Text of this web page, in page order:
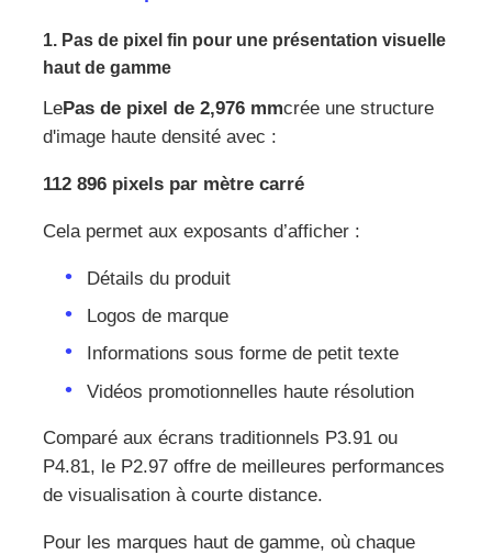
1. Pas de pixel fin pour une présentation visuelle
haut de gamme
LePas de pixel de 2,976 mmcrée une structure
d'image haute densité avec :
112 896 pixels par mètre carré
Cela permet aux exposants d’afficher :
Détails du produit
Logos de marque
Informations sous forme de petit texte
Vidéos promotionnelles haute résolution
Comparé aux écrans traditionnels P3.91 ou
P4.81, le P2.97 offre de meilleures performances
de visualisation à courte distance.
Pour les marques haut de gamme, où chaque